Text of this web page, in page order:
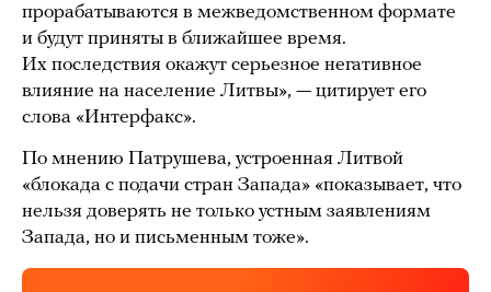
прорабатываются в межведомственном формате
и будут приняты в ближайшее время.
Их последствия окажут серьезное негативное
влияние на население Литвы», — цитирует его
слова «Интерфакс».
По мнению Патрушева, устроенная Литвой
«блокада с подачи стран Запада» «показывает, что
нельзя доверять не только устным заявлениям
Запада, но и письменным тоже».